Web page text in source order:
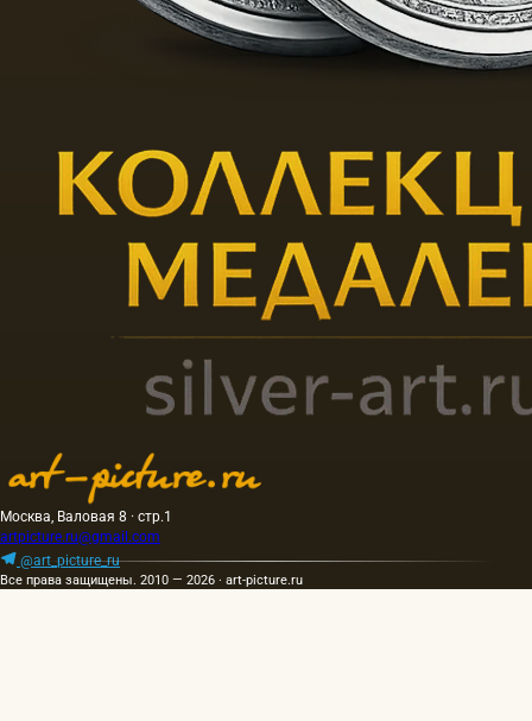
Москва, Валовая 8 · стр.1
artpicture.ru@gmail.com
@art_picture_ru
Все права защищены. 2010 — 2026 · art-picture.ru